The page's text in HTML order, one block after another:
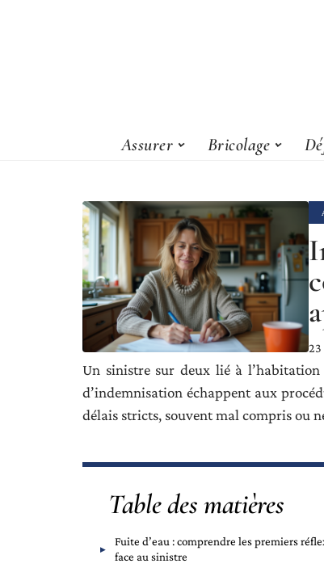
Assurer Bricolage
23
Un sinistre sur deux lié à l’habitation
d’indemnisation échappent aux
délais stricts, souvent mal compris ou
Table des matières
Fuite d’eau : comprendre les premiers
face au sinistre